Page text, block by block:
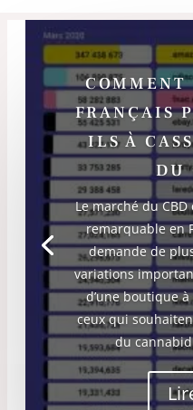
COMMENT
FRANÇAIS
ILS À
DU
Le marché du
remarquable en
demande de
variations
d’une boutique
ceux qui
du